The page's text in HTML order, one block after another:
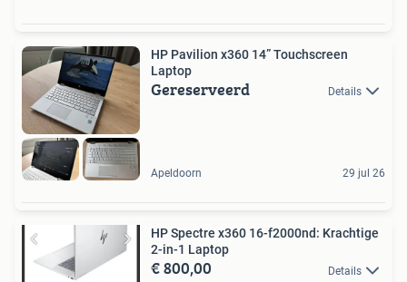
HP Pavilion x360 14” Touchscreen
Laptop
Gereserveerd Details
Apeldoorn 29 jul 26
HP Spectre x360 16-f2000nd: Krachtige
2-in-1 Laptop
€ 800,00 Details